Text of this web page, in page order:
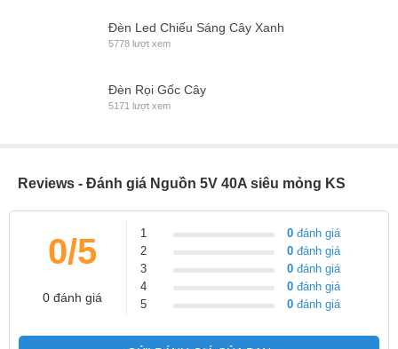
Đèn Led Chiếu Sáng Cây Xanh
5778 lượt xem
Đèn Rọi Gốc Cây
5171 lượt xem
Reviews - Đánh giá Nguồn 5V 40A siêu mỏng KS
0/5
0 đánh giá
1 0 đánh giá
2
0 đánh giá
3
0 đánh giá
4
0 đánh giá
5
0 đánh giá